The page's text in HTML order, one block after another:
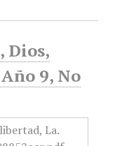
Dios,
9, No